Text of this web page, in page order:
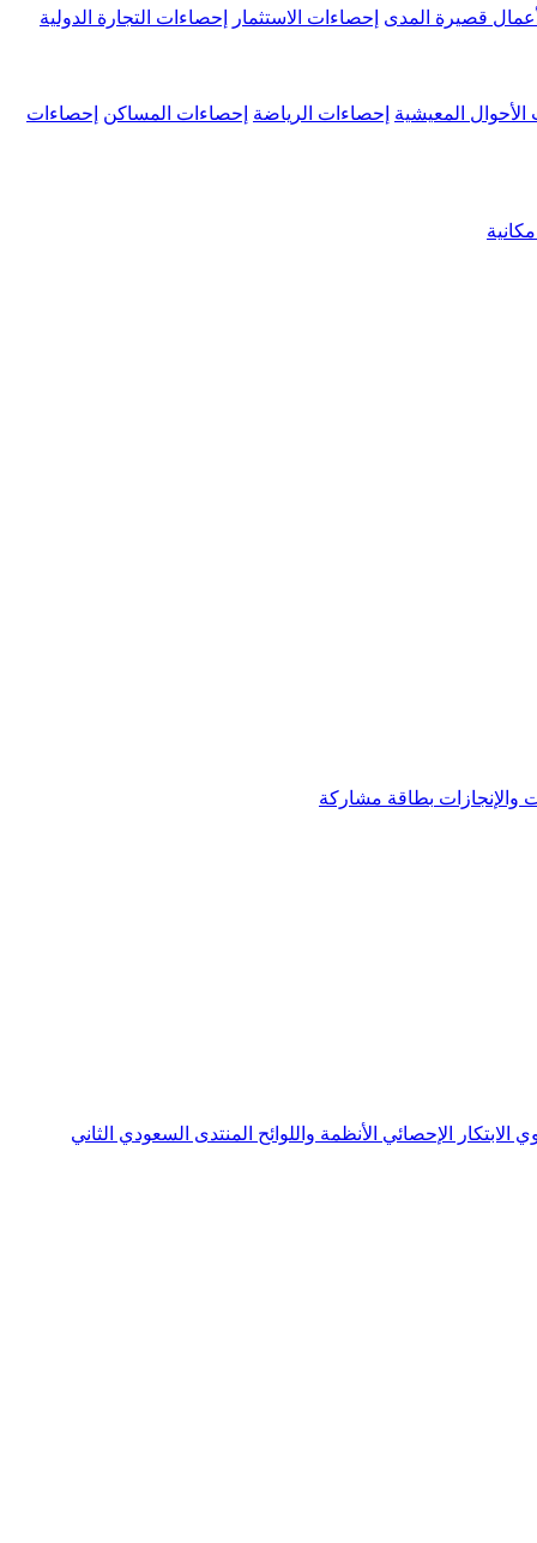
قصيرة المدى إحصاءات الاستثمار إحصاءات التجارة الدولية
الأحوال المعيشية إحصاءات الرياضة إحصاءات المساكن إحصاءات
والإنجازات بطاقة مشاركة
الابتكار الإحصائي الأنظمة واللوائح المنتدى السعودي الثاني